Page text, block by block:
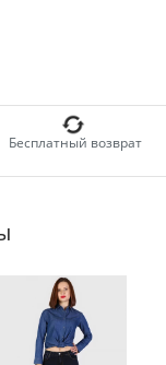
Бесплатный возврат